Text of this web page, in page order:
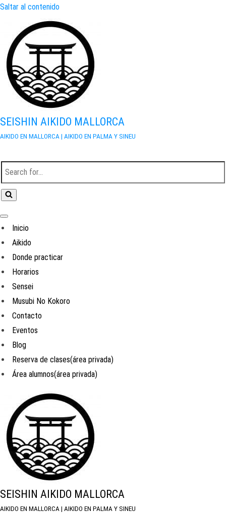
Saltar al contenido
SEISHIN AIKIDO MALLORCA
AIKIDO EN MALLORCA | AIKIDO EN PALMA Y SINEU
Buscar...
Menú de navegación
Inicio
Aikido
Donde practicar
Horarios
Sensei
Musubi No Kokoro
Contacto
Eventos
Blog
Reserva de clases(área privada)
Área alumnos(área privada)
SEISHIN AIKIDO MALLORCA
AIKIDO EN MALLORCA | AIKIDO EN PALMA Y SINEU